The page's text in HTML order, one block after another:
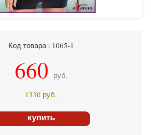
Код товара : 1065-1
660 руб.
1330руб.
купить